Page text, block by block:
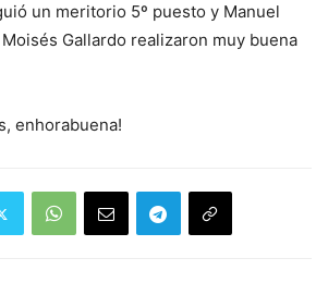
un meritorio 5º puesto y Manuel
Gallardo realizaron muy buena
enhorabuena!